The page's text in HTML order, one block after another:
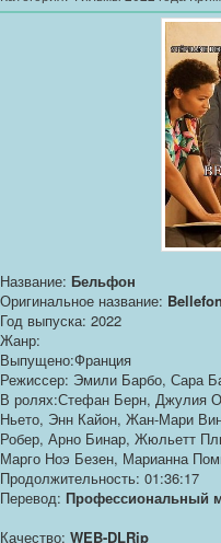
Название: Бельфон
Оригинальное название:
Год выпуска: 2022
Жанр:
Выпущено:Франция
Режиссер: Эмили Барбо, Сара
В ролях:Стефан Берн, Джулия
Ньето, Энн Кайон, Жан-Мари
Робер, Арно Бинар, Жюльетт
Марго Ноэ Безен, Марианна
Продолжительность: 01:36:17
Перевод: Профессиональный
Качество: WEB-DLRip